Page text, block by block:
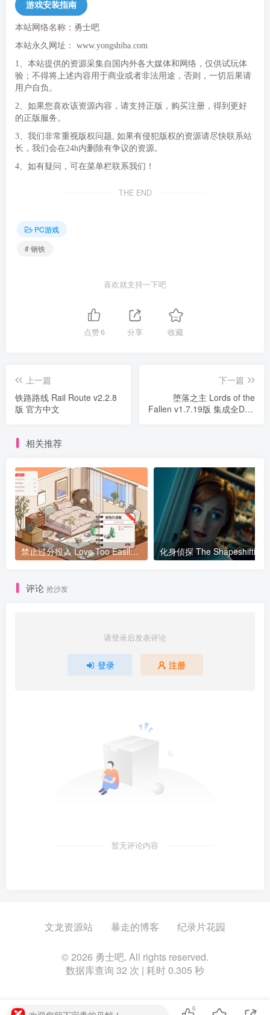
游戏安装指南
本站网络名称：勇士吧
本站永久网址： www.yongshiba.com
1、本站提供的资源采集自国内外各大媒体和网络，仅供试玩体
验；不得将上述内容用于商业或者非法用途，否则，一切后果请
用户自负。
2、如果您喜欢该资源内容，请支持正版，购买注册，得到更好
的正版服务。
3、我们非常重视版权问题, 如果有侵犯版权的资源请尽快联系站
长，我们会在24h内删除有争议的资源。
4、如有疑问，可在菜单栏联系我们！
THE END
PC游戏
# 钢铁
喜欢就支持一下吧
点赞6 分享 收藏
上一篇
铁路路线 Rail Route v2.2.8
版 官方中文
下一篇
堕落之主 Lords of the
Fallen v1.7.19版 集成全DLC
相关推荐
禁止过分投入 Love Too Easily v19版 官方中文
评论 抢沙发
请登录后发表评论
登录 注册
暂无评论内容
文龙资源站 暴走的博客 纪录片花园
© 2026 勇士吧. All rights reserved.
数据库查询 32 次 | 耗时 0.305 秒
6